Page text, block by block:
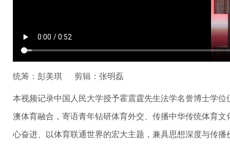
统筹：彭美琪 剪辑：张明磊
本视频记录中国人民大学授予霍震霆先生法学名誉博士学
澳体育融合，寄语青年钻研体育外交、传播中华传统体育
心奋进、以体育联通世界的宏大主题，兼具思想深度与传播